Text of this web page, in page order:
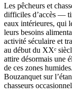
Les pêcheurs et
difficiles d’accès —
eaux intérieures, qui
leurs besoins
activité séculaire et
au début du XXᵉ
attire désormais une
de ces zones
Bouzanquet sur
chasseurs